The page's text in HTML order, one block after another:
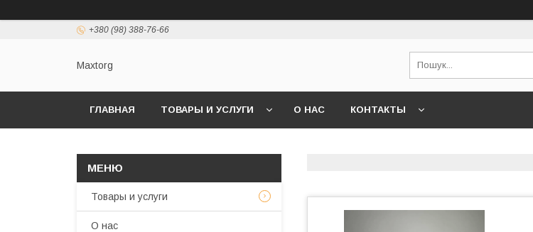
+380 (98) 388-76-66
Maxtorg
ГЛАВНАЯ ТОВАРЫ И УСЛУГИ О НАС КОНТАКТЫ
Товары и услуги
О нас